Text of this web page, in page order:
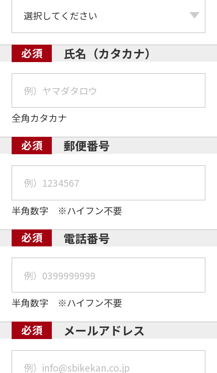
氏名（カタカナ）
全角カタカナ
郵便番号
半角数字 ※ハイフン不要
電話番号
半角数字 ※ハイフン不要
メールアドレス